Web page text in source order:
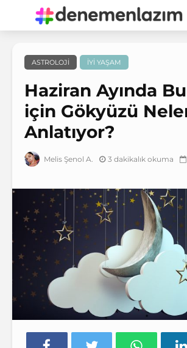
ASTROLOJI İYI YAŞAM
Haziran Ayında
için Gökyüzü
Anlatıyor?
Melis Şenol A. 3 dakikalık okuma